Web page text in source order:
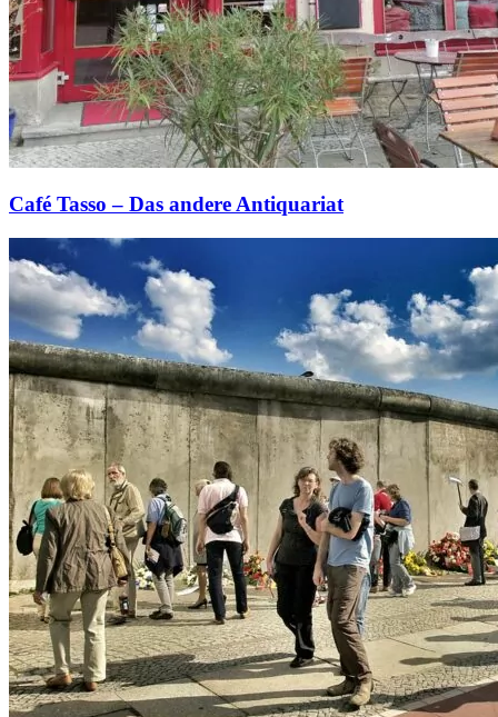
Café Tasso – Das andere Antiquariat